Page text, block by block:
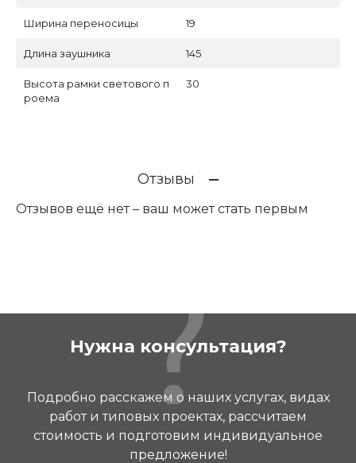
Ширина переносицы 19
Длина заушника 145
Высота рамки светового п
роема
30
Отзывы
Отзывов ещё нет – ваш может стать первым
Нужна консультация?
Подробно расскажем о наших услугах, видах
работ и типовых проектах, рассчитаем
стоимость и подготовим индивидуальное
предложение!